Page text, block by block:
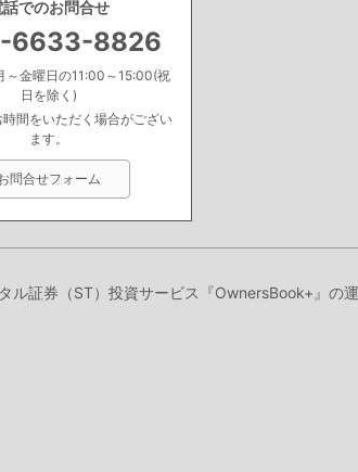
話でのお問合せ
6633-8826
～金曜日の11:00～15:00(祝
日を除く)
間をいただく場合がござい
ます。
問合せフォーム
証券（ST）投資サービス『OwnersBook+』の運